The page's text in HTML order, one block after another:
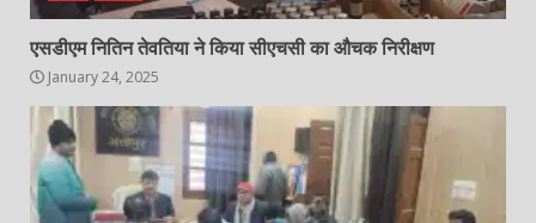
एसडीएम नितिन तेवतिया ने किया सीएचसी का औचक निरीक्षण
January 24, 2025